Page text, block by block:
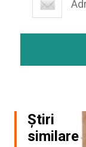
Știri
similare